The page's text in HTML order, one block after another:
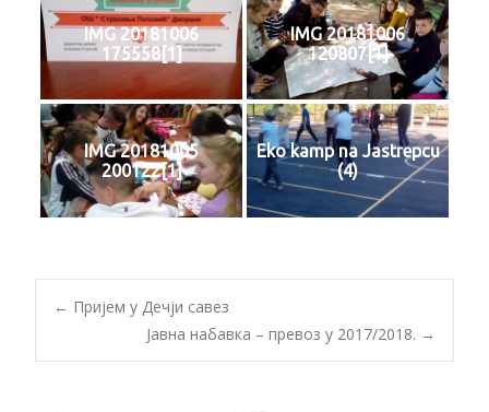
IMG 20181006
175558[1]
IMG 20181006
120807[1]
IMG 20181005
200122[1]
Eko kamp na Jastrepcu
(4)
Post
← Пријем у Дечји савез
Јавна набавка – превоз у 2017/2018. →